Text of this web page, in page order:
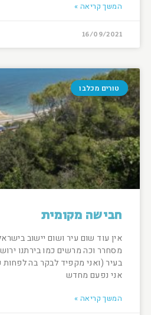
המשך קריאה »
16/09/2021
טורים מכלבו
חבישה מקומית
אין עוד שום עיר ושום יישוב
מסחרר וכה מרשים כמו בירתנו
בעיר (ואני מקפיד לבקר בה
אני נפעם מחדש
המשך קריאה »